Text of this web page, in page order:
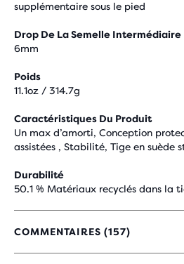
supplémentaire sous le pied
Drop De La Semelle Intermédiaire
6mm
Poids
11.1oz / 314.7g
Caractéristiques Du Produit
Un max d’amorti, Conception
assistées , Stabilité, Tige en suède
Durabilité
50.1 % Matériaux recyclés dans la
COMMENTAIRES (157)
4,3
SUR